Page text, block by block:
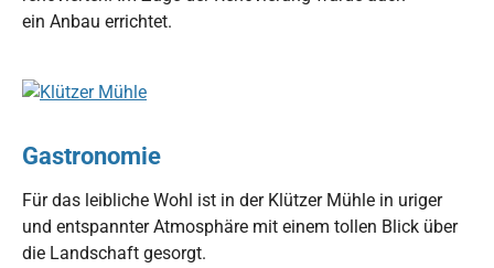
ein Anbau errichtet.
Show larger version for:
Gastronomie
Für das leibliche Wohl ist in der Klützer Mühle in uriger
und entspannter Atmosphäre mit einem tollen Blick über
die Landschaft gesorgt.